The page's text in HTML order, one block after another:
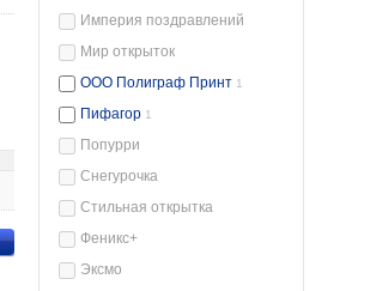
Империя поздравлений
Мир открыток
ООО Полиграф Принт 1
Пифагор 1
Попурри
Снегурочка
Стильная открытка
Феникс+
Эксмо